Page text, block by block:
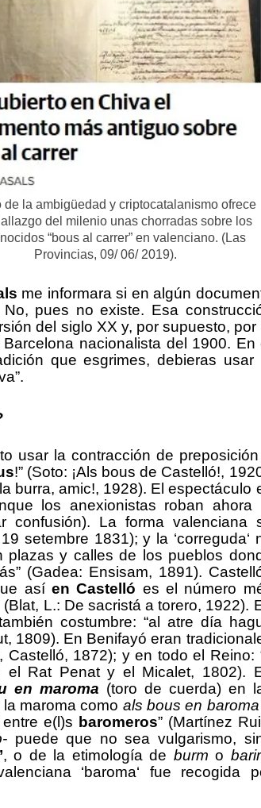
de la ambigüedad y criptocatalanismo ofrece
del milenio unas chorradas sobre los
“bous al carrer” en valenciano. (Las
Provincias, 09/ 06/ 2019).
me informara si en algún
No, pues no existe. Esa
del siglo XX y, por supuesto, por
nacionalista del 1900. En
que esgrimes, debieras usar
usar la contracción de
!” (Soto: ¡Als bous de Castelló!,
burra, amic!, 1928). El espectáculo
los anexionistas roban ahora
confusión). La forma valenciana
setembre 1831);y la ‘correguda‘
plazas y callesde los pueblos
(Gadea: Ensisam, 1891).
asíen Castelló es el número
(Blat, L.: De sacristá a torero, 1922).
costumbre:“al atre día
1809). En Benifayó eran
Castelló, 1872); y en todo el Reino:
el Rat Penat y el Micalet, 1802).
en maroma (toro de cuerda) en l
la maroma como als bous en baroma
e(l)s baromeros” (Martínez
puede que no sea vulgarismo,
, o de la etimología de burm o
‘baroma‘ fue recogida